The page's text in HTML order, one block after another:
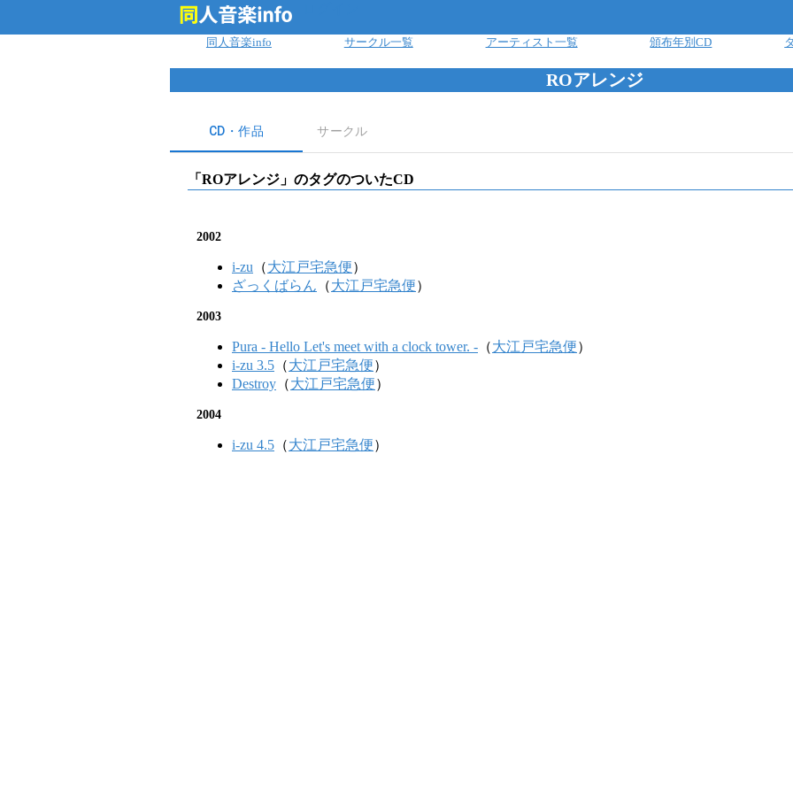
同人音楽info サークル一覧 アーティスト一覧 頒布年別CD
ROアレンジ
CD・作品 サークル
「 ROアレンジ 」のタグのついたCD
2002
i-zu （大江戸宅急便）
ざっくばらん （大江戸宅急便）
2003
Pura - Hello Let's meet with a clock tower. - （大江戸宅急便）
i-zu 3.5 （大江戸宅急便）
Destroy （大江戸宅急便）
2004
i-zu 4.5 （大江戸宅急便）